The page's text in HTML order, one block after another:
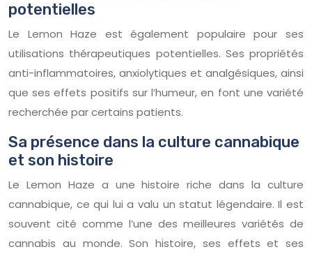
potentielles
Le Lemon Haze est également populaire pour ses
utilisations thérapeutiques potentielles. Ses propriétés
anti-inflammatoires, anxiolytiques et analgésiques, ainsi
que ses effets positifs sur l’humeur, en font une variété
recherchée par certains patients.
Sa présence dans la culture cannabique
et son histoire
Le Lemon Haze a une histoire riche dans la culture
cannabique, ce qui lui a valu un statut légendaire. Il est
souvent cité comme l’une des meilleures variétés de
cannabis au monde. Son histoire, ses effets et ses